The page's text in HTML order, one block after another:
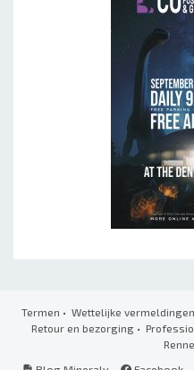
Termen • Wettelijke vermeldingen
Retour en bezorging•